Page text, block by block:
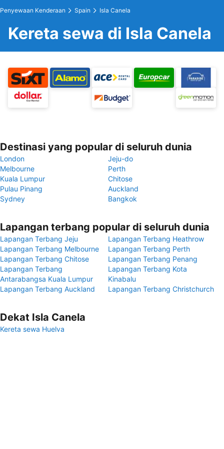
Penyewaan Kenderaan Spain Isla Canela
Kereta sewa di Isla Canela
Destinasi yang popular di seluruh dunia
London
Jeju-do
Melbourne
Perth
Kuala Lumpur
Chitose
Pulau Pinang
Auckland
Sydney
Bangkok
Lapangan terbang popular di seluruh dunia
Lapangan Terbang Jeju
Lapangan Terbang Heathrow
Lapangan Terbang Melbourne
Lapangan Terbang Perth
Lapangan Terbang Chitose
Lapangan Terbang Penang
Lapangan Terbang
Antarabangsa Kuala Lumpur
Lapangan Terbang Kota
Kinabalu
Lapangan Terbang Auckland
Lapangan Terbang Christchurch
Dekat Isla Canela
Kereta sewa Huelva